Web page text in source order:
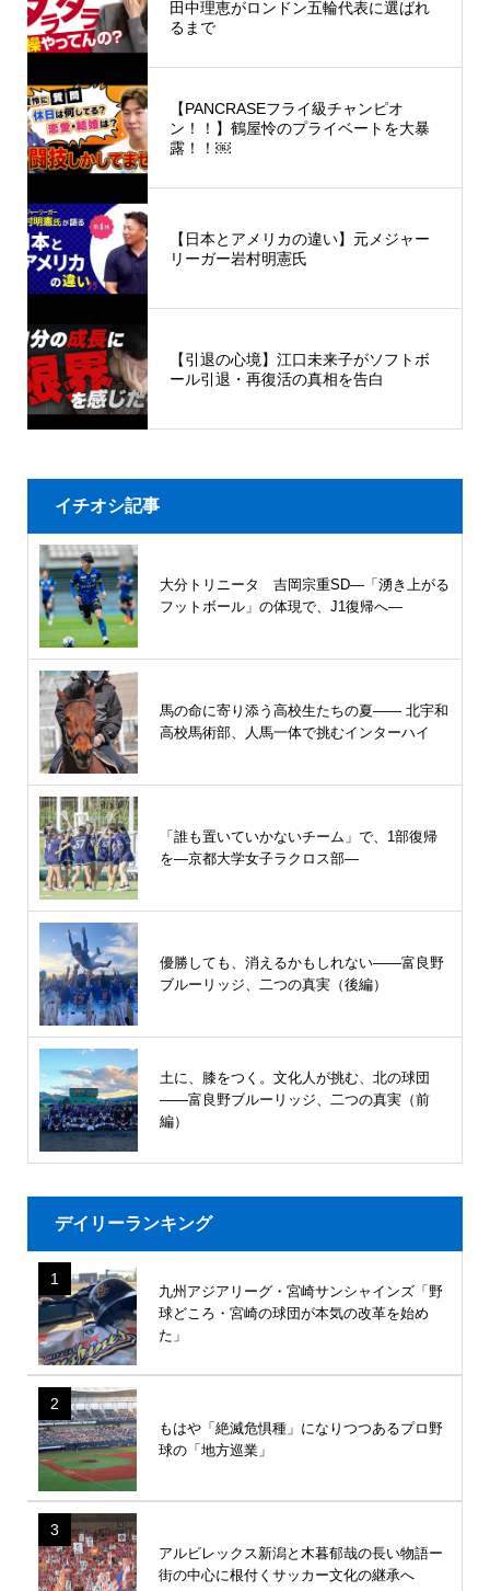
田中理恵がロンドン五輪代表に選ばれ
るまで
【PANCRASEフライ級チャンピオ
ン！！】鶴屋怜のプライベートを大暴
露！！￼
【日本とアメリカの違い】元メジャー
リーガー岩村明憲氏
【引退の心境】江口未来子がソフトボ
ール引退・再復活の真相を告白
イチオシ記事
大分トリニータ 吉岡宗重SD―「湧き上がる
フットボール」の体現で、J1復帰へ―
馬の命に寄り添う高校生たちの夏—— 北宇和
高校馬術部、人馬一体で挑むインターハイ
「誰も置いていかないチーム」で、1部復帰
を―京都大学女子ラクロス部―
優勝しても、消えるかもしれない――富良野
ブルーリッジ、二つの真実（後編）
土に、膝をつく。文化人が挑む、北の球団
――富良野ブルーリッジ、二つの真実（前
編）
デイリーランキング
1
九州アジアリーグ・宮崎サンシャインズ「野
球どころ・宮崎の球団が本気の改革を始め
た」
2
もはや「絶滅危惧種」になりつつあるプロ野
球の「地方巡業」
3
アルビレックス新潟と木暮郁哉の長い物語ー
街の中心に根付くサッカー文化の継承へ